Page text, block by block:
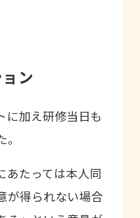
ン
に加え研修当日も
あたっては本人同
が得られない場合